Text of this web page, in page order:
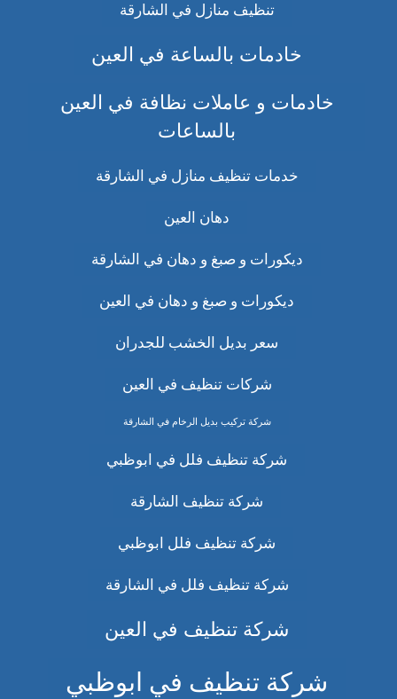
تنظيف منازل في الشارقة
خادمات بالساعة في العين
خادمات و عاملات نظافة في العين
بالساعات
خدمات تنظيف منازل في الشارقة
دهان العين
ديكورات و صبغ و دهان في الشارقة
ديكورات و صبغ و دهان في العين
سعر بديل الخشب للجدران
شركات تنظيف في العين
شركة تركيب بديل الرخام في الشارقة
شركة تنظيف فلل في ابوظبي
شركة تنظيف الشارقة
شركة تنظيف فلل ابوظبي
شركة تنظيف فلل في الشارقة
شركة تنظيف في العين
شركة تنظيف في ابوظبي